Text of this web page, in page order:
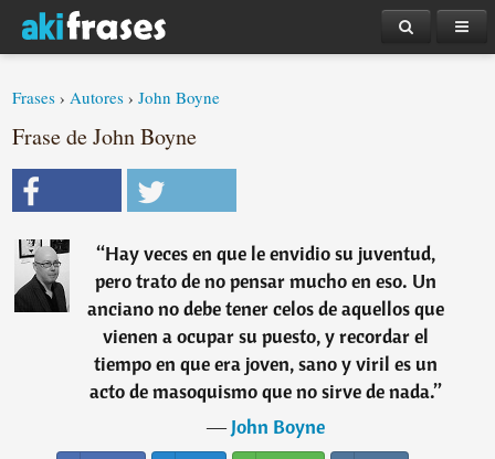
Frases ›Autores ›John Boyne
Frase de John Boyne
“Hay veces en que le envidio su juventud,
pero trato de no pensar mucho en eso. Un
anciano no debe tener celos de aquellos que
vienen a ocupar su puesto, y recordar el
tiempo en que era joven, sano y viril es un
acto de masoquismo que no sirve de nada.”
―John Boyne